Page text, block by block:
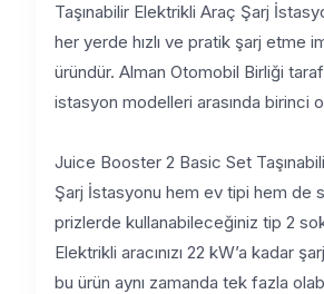
Taşınabilir Elektrikli Araç Şarj
her yerde hızlı ve pratik şarj etme
üründür. Alman Otomobil Birliği
istasyon modelleri arasında birinci
Juice Booster 2 Basic Set
Şarj İstasyonu hem ev tipi hem de
prizlerde kullanabileceğiniz tip 2
Elektrikli aracınızı 22 kW’a kadar
bu ürün aynı zamanda tek fazla